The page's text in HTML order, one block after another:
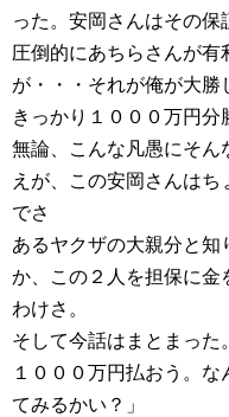
った。安岡さんはその保
圧倒的にあちらさんが
が・・・それが俺が大勝
きっかり１０００万円分
無論、こんな凡愚にそん
えが、この安岡さんはち
でさ
あるヤクザの大親分と知
か、この２人を担保に金
わけさ。
そして今話はまとまった。
１０００万円払おう。
てみるかい？」